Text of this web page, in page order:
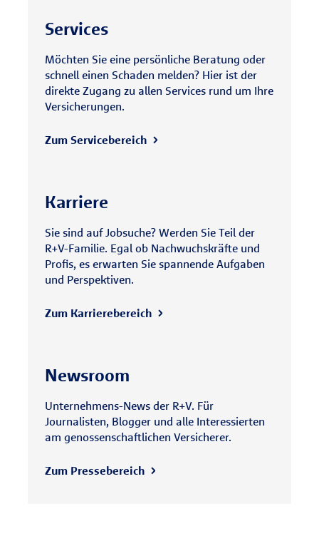
Services
Möchten Sie eine persönliche Beratung oder
schnell einen Schaden melden? Hier ist der
direkte Zugang zu allen Services rund um Ihre
Versicherungen.
Zum Servicebereich
Karriere
Sie sind auf Jobsuche? Werden Sie Teil der
R+V-Familie. Egal ob Nachwuchskräfte und
Profis, es erwarten Sie spannende Aufgaben
und Perspektiven.
Zum Karrierebereich
Newsroom
Unternehmens-News der R+V. Für
Journalisten, Blogger und alle Interessierten
am genossenschaftlichen Versicherer.
Zum Pressebereich